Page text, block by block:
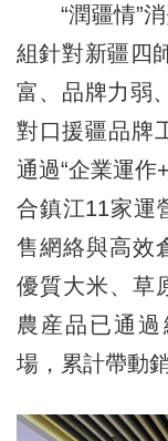
“潤疆情”消
組針對新疆四
富、品牌力弱
對口援疆品牌
通過“企業運作
合鎮江11家運
售網絡與高效
優質大米、草
農産品已通
場，累計帶動